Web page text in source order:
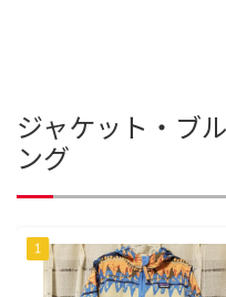
ジャケット・ブ
ング